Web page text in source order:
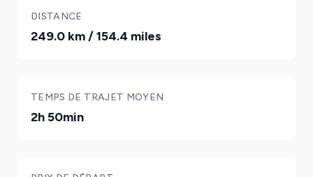
DISTANCE
249.0 km / 154.4 miles
TEMPS DE TRAJET MOYEN
2h 50min